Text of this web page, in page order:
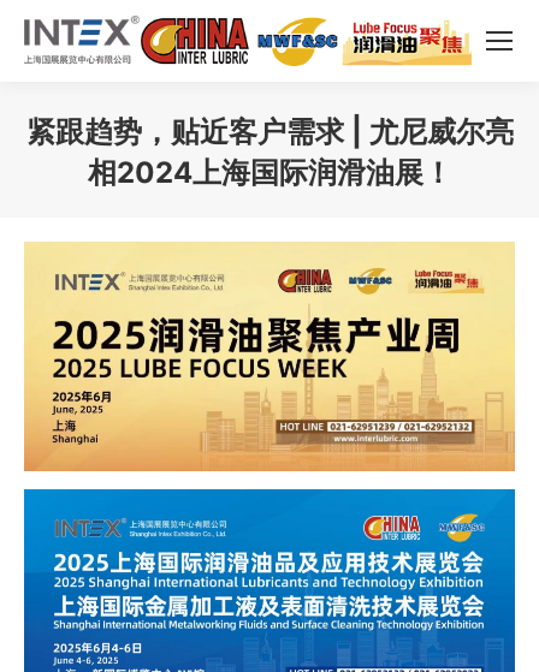
紧跟趋势，贴近客户需求 | 尤尼威尔亮
相2024上海国际润滑油展！